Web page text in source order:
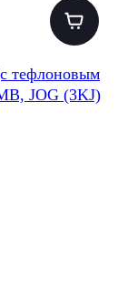
тефлоновым
JOG (3KJ)